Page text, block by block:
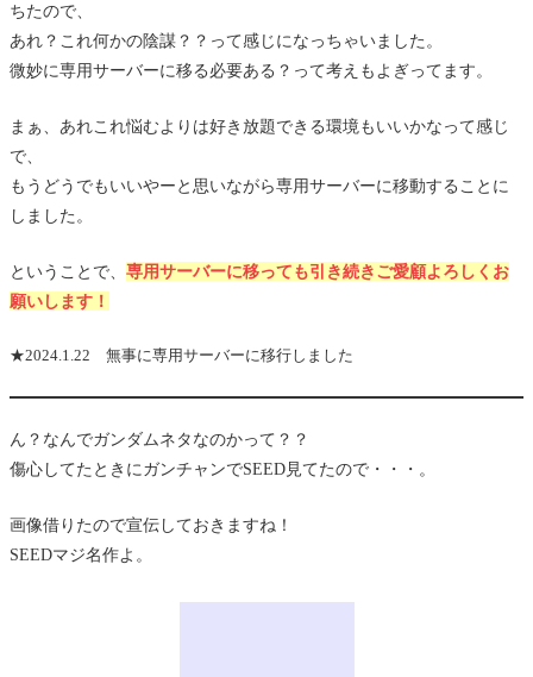
ちたので、
あれ？これ何かの陰謀？？って感じになっちゃいました。
微妙に専用サーバーに移る必要ある？って考えもよぎってます。
まぁ、あれこれ悩むよりは好き放題できる環境もいいかなって感じ
で、
もうどうでもいいやーと思いながら専用サーバーに移動することに
しました。
ということで、 専用サーバーに移っても引き続きご愛顧よろしくお
願いします！
★2024.1.22 無事に専用サーバーに移行しました
ん？なんでガンダムネタなのかって？？
傷心してたときにガンチャンでSEED見てたので・・・。
画像借りたので宣伝しておきますね！
SEEDマジ名作よ。